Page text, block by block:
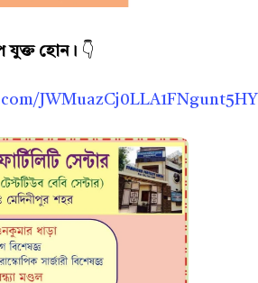
যুক্ত হোন। 👇
JWMuazCj0LLA1FNgunt5HY